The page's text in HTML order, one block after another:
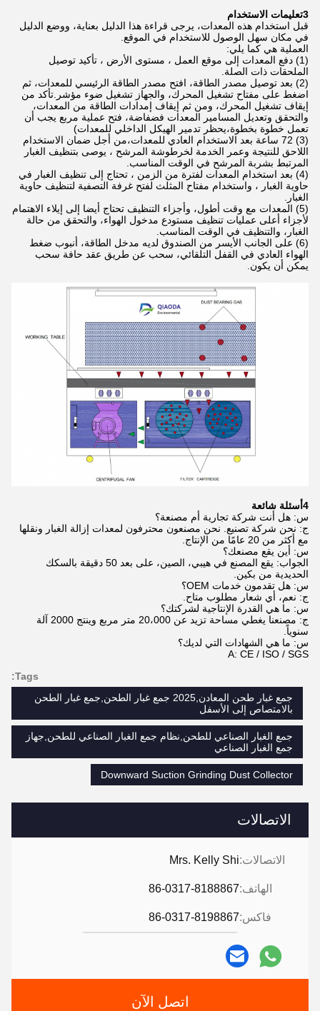
الاتصالات
الاتصالات:Mrs. Kelly Shi
الهاتف:86-0317-8188867
فاكس:86-0317-8198867
اتصل الآن
3تعليمات الاستخدام
قبل استخدام هذه المعدات، يرجى قراءة هذا الدليل بعناية، ووضع الدليل
في مكان سهل الوصول للاستخدام في الموقع.
العملية هي كما يلي:
(1) دفع المعدات إلى موقع العمل ، مستوى الأرض ، تأكيد توصيل
الملحقات ذات الصلة.
(2) بعد توصيل مصدر الطاقة، افتح مصدر الطاقة الرئيسي للمعدات، ثم
اضغط على مفتاح تشغيل المحرك، والجهاز تشغيل ضوء مؤشر.تأكد من
إيقاف تشغيل المحرك، ومن ثم إيقاف إمدادات الطاقة من المعدات،
والتحقق وتعديل المسامير المعدات فضفاضة، فتح عملية مربع يجب أن
تعمل خطوة بخطوة،يحظر تدمير الهيكل الداخلي للمعدات)
(3) 72 ساعة بعد الاستخدام العادي للمعدات،من أجل ضمان الاستخدام
اللاحق للنتيجة وعمر الخدمة لخرطوشة المرشح ، يوصى بتنظيف الغبار
المرتبط بشربة المرشح في الوقت المناسب.
(4) بعد استخدام المعدات لفترة من الزمن ، تحتاج إلى تنظيف الغبار في
حاوية الغبار ، واستخدام مفتاح المثلث لفتح غرفة التصفية لتنظيف حاوية
الغبار.
(5) المعدات مع وقت أطول، وأجزاء التنظيف تحتاج أيضا إلى إيلاء الاهتمام
لأجزاء أعلى عمليات تنظيف مستودع مدخول الهواء، والتحقق من حالة
الغبار، والتنظيف في الوقت المناسب.
(6) على الجانب الأيسر من الصندوق لديه مدخل الطاقة، أنبوب ضغط
الهواء العادي في القفل التلقائي، سحب عن طريق عقد حافة سحب
يمكن أن يكون.
4أسئلة شائعة
س: هل أنت شركة تجارية أم مصنعة؟
ج: نحن شركة تصنيع. نحن مصنعون محترفون لمعدات إزالة الغبار ونقلها
مع أكثر من 20 عامًا من الإنتاج.
س: أين يقع مصنعك؟
الجواب: يقع المصنع في هيبي، الصين، على بعد 50 دقيقة بالسكك
الحديدية من بكين.
س: هل تقدمون خدمات OEM؟
ج: نعم، أي شعار مطلوب متاح.
س: ما هي القدرة الإنتاجية لشركتك؟
ج: مصنعنا يغطي مساحة تزيد عن 20،000 متر مربع وينتج 2000 آلة
سنوياً.
س: ما هي الشهادات التي لديك؟
A: CE / ISO / SGS
Tags:
جمع غبار طحن المعادن,2025 جمع غبار الطحن,جمع غبار الطحن
بالامتصاص إلى الأسفل
جمع الغبار الصناعي للطحن,نظام جمع الغبار الصناعي للطحن,جهاز
جمع الغبار الصناعي
Downward Suction Grinding Dust Collector